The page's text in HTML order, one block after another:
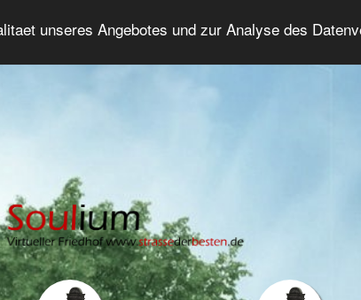
unseres Angebotes und zur Analyse des
Erweiterte Suche Anmelden